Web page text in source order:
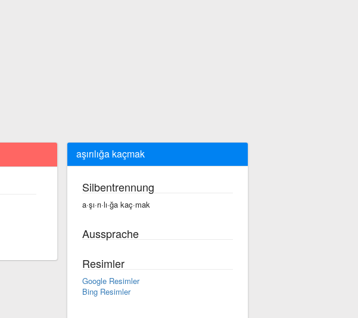
aşırılığa kaçmak
Silbentrennung
a·şı·rı·lı·ğa kaç·mak
Aussprache
Resimler
Google Resimler
Bing Resimler